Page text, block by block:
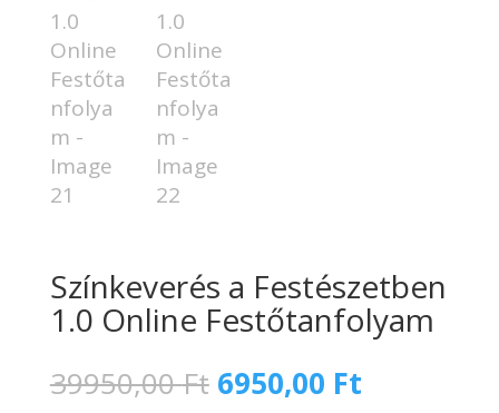
Színkeverés a Festészetben
1.0 Online Festőtanfolyam
39950,00Ft Original
6950,00 FtCurrent